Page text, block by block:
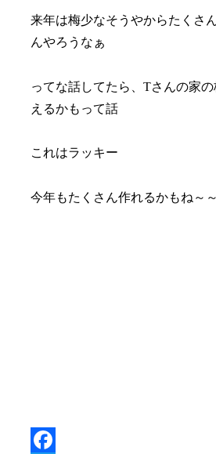
来年は梅少なそうやからたくさ
んやろうなぁ
ってな話してたら、Tさんの家の
えるかもって話
これはラッキー
今年もたくさん作れるかもね～～